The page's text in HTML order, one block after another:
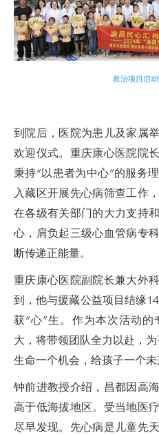
救治项目启
到院后，医院为患儿及家属
欢迎仪式。重庆康心医院院
秉持“以患者为中心”的服务
入藏区开展先心病筛查工作
在各级有关部门的大力支持
心，肩负起三级心血管病专
断传递正能量。
重庆康心医院副院长兼大外
到，他与援藏公益项目结缘
获“心”生。作为本次活动
大，将带领团队全力以赴，
生命一个机会，给孩子一个未
钟前进教授介绍，昌都因高
高于低海拔地区。受当地医
尽早发现。先心病是儿童先